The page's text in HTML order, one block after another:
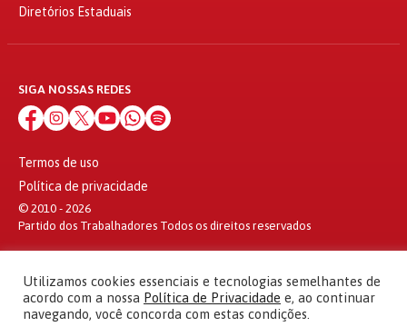
Diretórios Estaduais
SIGA NOSSAS REDES
Termos de uso
Política de privacidade
© 2010 - 2026
Partido dos Trabalhadores Todos os direitos reservados
Utilizamos cookies essenciais e tecnologias semelhantes de
acordo com a nossa Política de Privacidade e, ao continuar
navegando, você concorda com estas condições.